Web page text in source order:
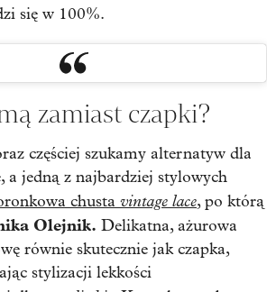
się w 100%.
zamiast czapki?
częściej szukamy alternatyw dla
a jedną z najbardziej stylowych
chusta vintage lace,po którą
Olejnik. Delikatna, ażurowa
równie skutecznie jak czapka,
stylizacji lekkości